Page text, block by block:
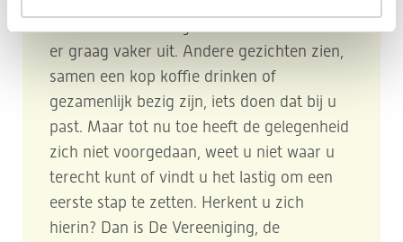
er graag vaker uit. Andere gezichten zien,
samen een kop koffie drinken of
gezamenlijk bezig zijn, iets doen dat bij u
past. Maar tot nu toe heeft de gelegenheid
zich niet voorgedaan, weet u niet waar u
terecht kunt of vindt u het lastig om een
eerste stap te zetten. Herkent u zich
hierin? Dan is De Vereeniging, de